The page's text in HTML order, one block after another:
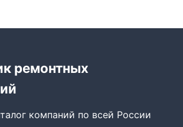
ремонтных
компаний по всей России